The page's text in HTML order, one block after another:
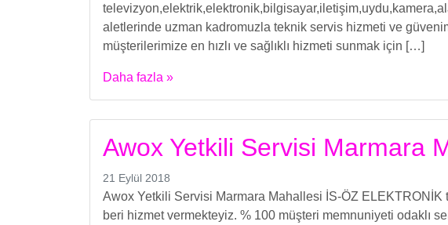
aletlerinde uzman kadromuzla teknik servis hizmeti ve
müşterilerimize en hızlı ve sağlıklı hizmeti sunmak için […]
Daha fazla »
Awox Yetkili Servisi Marmara
21 Eylül 2018
Awox Yetkili Servisi Marmara Mahallesi İS-ÖZ
beri hizmet vermekteyiz. % 100 müşteri memnuniyeti odaklı